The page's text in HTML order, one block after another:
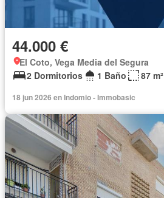
44.000 €
El Coto, Vega Media del Segura
2 Dormitorios
1 Baño 87 m²
18 jun 2026 en Indomio - Immobasic